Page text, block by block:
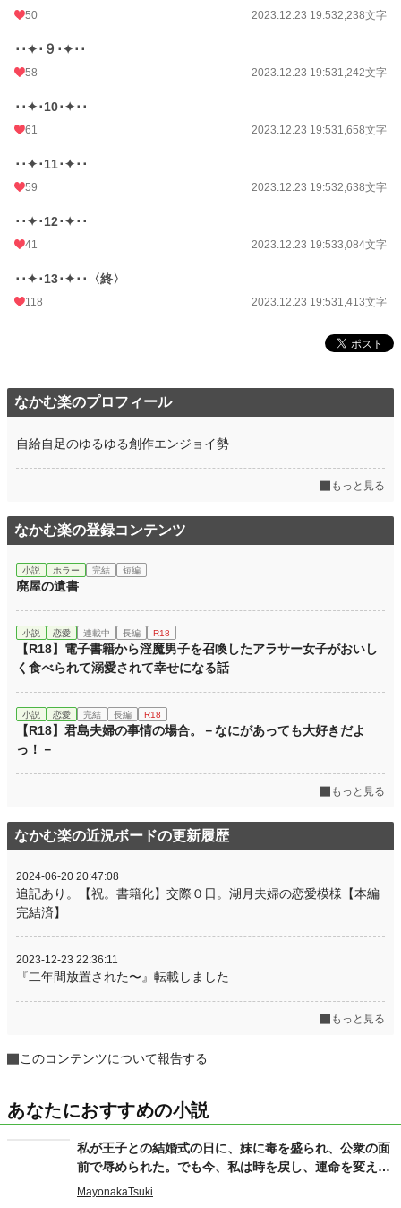
24h.ポイント
文字数 27,144
初回公開日時
年間ポイント
累計ポイント 314,528 pt (14,692 位)
50 2023.12.23 19:532,238文字
･･✦･９･✦･･
58 2023.12.23 19:531,242文字
･･✦･10･✦･･
61 2023.12.23 19:531,658文字
･･✦･11･✦･･
59 2023.12.23 19:532,638文字
･･✦･12･✦･･
41 2023.12.23 19:533,084文字
･･✦･13･✦･･〈終〉
118 2023.12.23 19:531,413文字
なかむ楽のプロフィール
自給自足のゆるゆる創作エンジョイ勢
もっと見る
なかむ楽の登録コンテンツ
小説 ホラー 完結 短編
廃屋の遺書
小説 恋愛 連載中 長編 R18
【R18】電子書籍から淫魔男子を召喚したアラサー女子がおいし
く食べられて溺愛されて幸せになる話
小説 恋愛 完結 長編 R18
【R18】君島夫婦の事情の場合。－なにがあっても大好きだよ
っ！－
もっと見る
なかむ楽の近況ボードの更新履歴
2024-06-20 20:47:08
追記あり。【祝。書籍化】交際０日。湖月夫婦の恋愛模様【本編
完結済】
2023-12-23 22:36:11
『二年間放置された〜』転載しました
もっと見る
このコンテンツについて報告する
あなたにおすすめの小説
私が王子との結婚式の日に、妹に毒を盛られ、公衆の面
前で辱められた。でも今、私は時を戻し、運命を変えに
来た。
MayonakaTsuki